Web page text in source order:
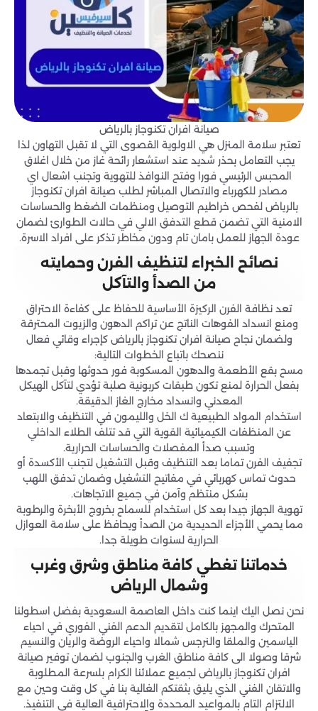
صيانة افران تكنوجاز بالرياض
تعتبر سلامة المنزل هي الاولوية القصوى التي لا تقبل التهاون لذا
يجب التعامل بحذر شديد عند استشعار رائحة غاز من خلال اغلاق
المحبس الرئيسي فورا وفتح النوافذ للتهوية وتجنب اشعال اي
مصادر للكهرباء والاتصال المباشر لطلب صيانة افران تكنوجاز
بالرياض لفحص خراطيم التوصيل ومنظمات الضغط والحساسات
الامنية التي تضمن قطع التدفق الالي في حالات الطوارئ لضمان
عودة الجهاز للعمل بامان تام ودون مخاطر تذكر على افراد الاسرة.
نصائح الخبراء لتنظيف الفرن وحمايته
من الصدأ والتآكل
تعد نظافة الفرن الركيزة الأساسية للحفاظ على كفاءة الاحتراق
ومنع انسداد الفوهات الناتج عن تراكم الدهون والزيوت المحترقة
ولضمان نجاح صيانة افران تكنوجاز بالرياض كإجراء وقائي فعال
ننصحك باتباع الخطوات التالية:
مسح بقع الأطعمة والدهون المسكوبة فور حدوثها وقبل تجمدها
بفعل الحرارة لمنع تكون طبقات كربونية صلبة تؤدي لتآكل الهيكل
المعدني وانسداد مخارج الغاز الدقيقة.
استخدام المواد الطبيعية ك الخل والليمون في التنظيف والابتعاد
عن المنظفات الكيميائية القوية التي قد تتلف الطلاء الداخلي
وتسبب صدأ المفصلات والحساسات الحرارية.
تجفيف الفرن تماما بعد التنظيف وقبل التشغيل لتجنب الأكسدة أو
حدوث تماس كهربائي في مفاتيح التشغيل وضمان تدفق اللهب
بشكل منتظم وآمن في جميع الاتجاهات.
تهوية الجهاز جيدا بعد كل استخدام للسماح بخروج الأبخرة والرطوبة
مما يحمي الأجزاء الحديدية من الصدأ ويحافظ على سلامة العوازل
الحرارية لسنوات طويلة جدا.
خدماتنا تغطي كافة مناطق وشرق وغرب
وشمال الرياض
نحن نصل اليك اينما كنت داخل العاصمة السعودية بفضل اسطولنا
المتحرك والمجهز بالكامل لتقديم الدعم الفني الفوري في احياء
الياسمين والملقا والنرجس شمالا واحياء الروضة والريان والنسيم
شرقا وصولا الى كافة مناطق الغرب والجنوب لضمان توفير صيانة
افران تكنوجاز بالرياض لجميع عملائنا الكرام بلسرعة المطلوبة
والاتقان الفني الذي يليق بثقتكم الغالية بنا في كل وقت وحين مع
الالتزام التام بالمواعيد المحددة والاحترافية العالية في التنفيذ.